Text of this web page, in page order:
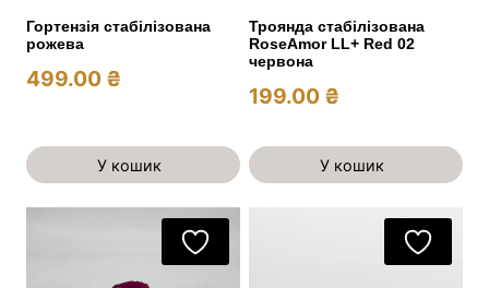
Гортензія стабілізована
рожева
499.00 ₴
У кошик
Троянда стабілізована
RoseAmor LL+ Red 02
червона
199.00 ₴
У кошик